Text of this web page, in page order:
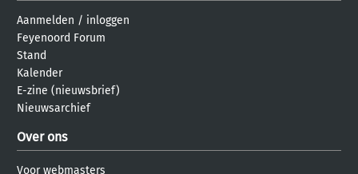
Aanmelden / inloggen
Feyenoord Forum
Stand
Kalender
E-zine (nieuwsbrief)
Nieuwsarchief
Over ons
Voor webmasters